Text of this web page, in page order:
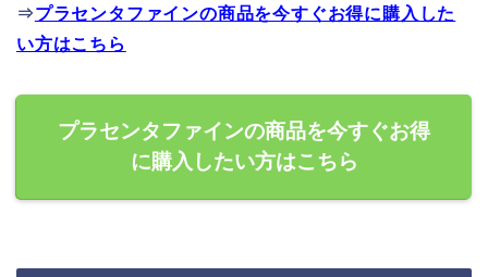
⇒プラセンタファインの商品を今すぐお得に購入した
い方はこちら
プラセンタファインの商品を今すぐお得
に購入したい方はこちら